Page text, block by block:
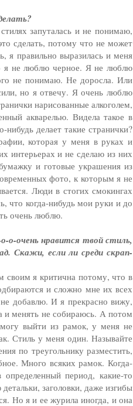
запуталась и не понимаю,
сделать, потому что не может
я правильно выразилась и меня
я не люблю черное. Я не люблю
не понимаю. Не доросла. Или
но я отвечу. Я очень люблю
нарисованные алкоголем,
акварелью. Видела такое в
делает такие странички?
которая у меня в руках и
интерьерах и не сделаю из них
и готовые украшения из
фото, к которым я не
Люди в стогих смокингах
что когда-нибудь мои руки и до
очень люблю.
о-очень нравится твой стиль,
Скажи, если ли среди скрап-
своим я критична потому, что в
и сложно мне их всех
добавлю. И я прекрасно вижу,
и менять не собираюсь. А потом
выйти из рамок, у меня не
Стиль у меня один. Называйте
по треугольнику разместить,
Много всяких рамок. Когда-
период, какие-то
заголовки, даже изгибы
Но я и ее журила иногда, и она